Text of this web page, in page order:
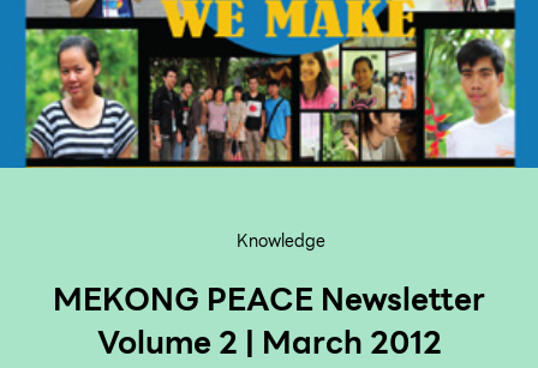
Knowledge
MEKONG PEACE Newsletter
Volume 2 | March 2012